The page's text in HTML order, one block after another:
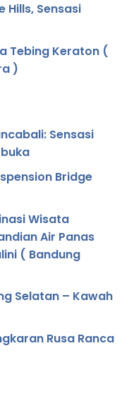
Hills, Sensasi
Tebing Keraton (
)
Sensasi
Bridge
Wisata
Air Panas
( Bandung
Selatan – Kawah
Rusa Ranca